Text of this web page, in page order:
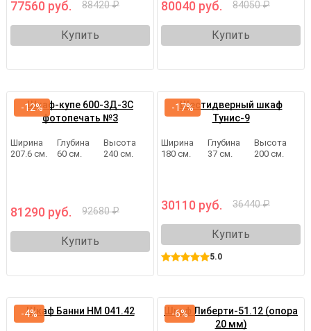
77560 руб. 88420 ₽
Купить
80040 руб. 84050 ₽
Купить
Шкаф-купе 600-3Д-3С
фотопечать №3
Ширина
207.6 см.
Глубина
60 см.
Высота
240 см.
81290 руб. 92680 ₽
Купить
-12%
Шестидверный шкаф
Тунис-9
Ширина
180 см.
Глубина
37 см.
Высота
200 см.
30110 руб. 36440 ₽
Купить
5.0
-17%
Шкаф Банни НМ 041.42
-4%
Шкаф Либерти-51.12 (опора
20 мм)
-6%